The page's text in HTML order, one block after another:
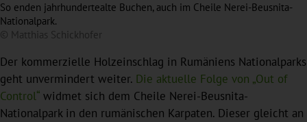
So enden jahrhundertealte Buchen, auch im Cheile Nerei-Beusnita-
Nationalpark.
© Matthias Schickhofer
Der kommerzielle Holzeinschlag in Rumäniens Nationalparks
geht unvermindert weiter. Die aktuelle Folge von „Out of
Control“ widmet sich dem Cheile Nerei-Beusnita-
Nationalpark in den rumänischen Karpaten. Dieser gleicht an